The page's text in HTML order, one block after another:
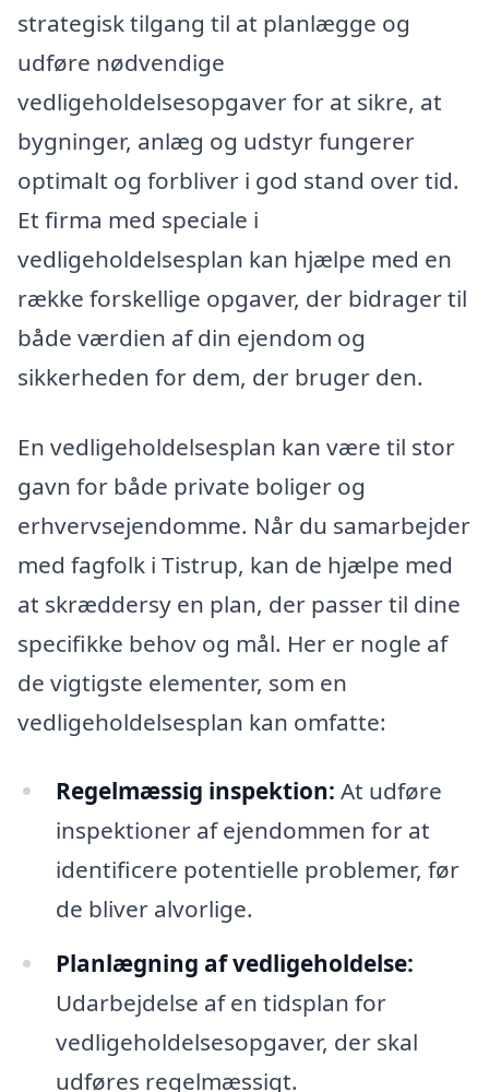
strategisk tilgang til at planlægge og
udføre nødvendige
vedligeholdelsesopgaver for at sikre, at
bygninger, anlæg og udstyr fungerer
optimalt og forbliver i god stand over tid.
Et firma med speciale i
vedligeholdelsesplan kan hjælpe med en
række forskellige opgaver, der bidrager til
både værdien af din ejendom og
sikkerheden for dem, der bruger den.
En vedligeholdelsesplan kan være til stor
gavn for både private boliger og
erhvervsejendomme. Når du samarbejder
med fagfolk i Tistrup, kan de hjælpe med
at skræddersy en plan, der passer til dine
specifikke behov og mål. Her er nogle af
de vigtigste elementer, som en
vedligeholdelsesplan kan omfatte:
Regelmæssig inspektion: At udføre
inspektioner af ejendommen for at
identificere potentielle problemer, før
de bliver alvorlige.
Planlægning af vedligeholdelse:
Udarbejdelse af en tidsplan for
vedligeholdelsesopgaver, der skal
udføres regelmæssigt.